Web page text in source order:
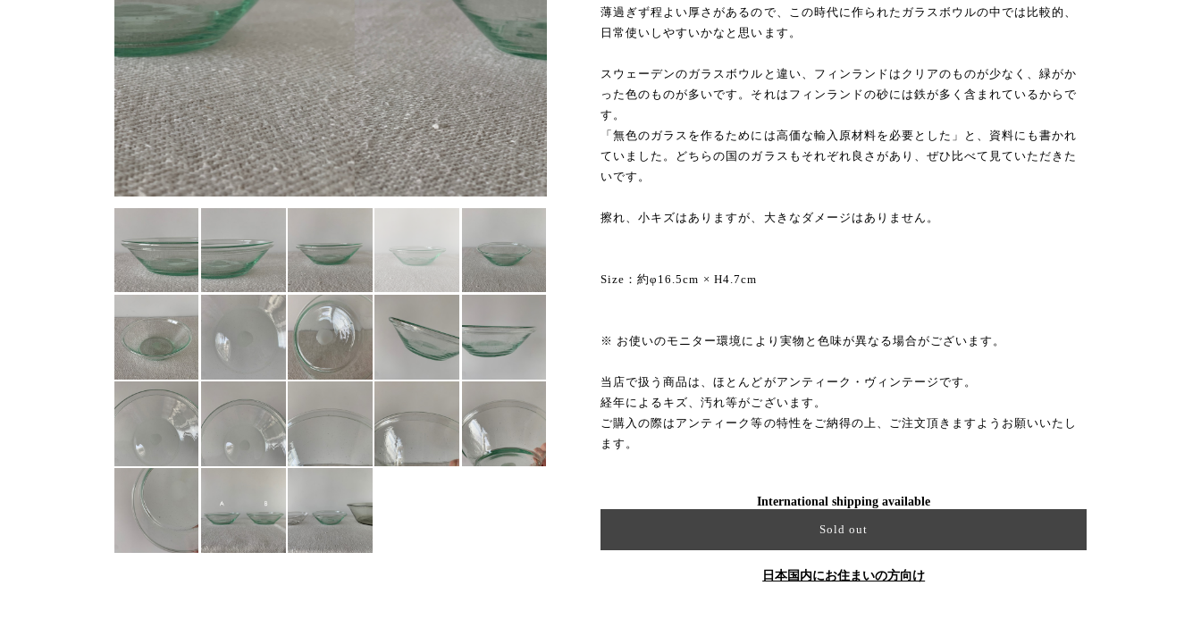
薄過ぎず程よい厚さがあるので、この時代に作られたガラスボウルの中では比較的、
日常使いしやすいかなと思います。
スウェーデンのガラスボウルと違い、フィンランドはクリアのものが少なく、緑がか
った色のものが多いです。それはフィンランドの砂には鉄が多く含まれているからで
す。
「無色のガラスを作るためには高価な輸入原材料を必要とした」と、資料にも書かれ
ていました。どちらの国のガラスもそれぞれ良さがあり、ぜひ比べて見ていただきた
いです。
擦れ、小キズはありますが、大きなダメージはありません。
Size：約φ16.5cm × H4.7cm
※ お使いのモニター環境により実物と色味が異なる場合がございます。
当店で扱う商品は、ほとんどがアンティーク・ヴィンテージです。
経年によるキズ、汚れ等がございます。
ご購入の際はアンティーク等の特性をご納得の上、ご注文頂きますようお願いいたし
ます。
International shipping available
Sold out
日本国内にお住まいの方向け